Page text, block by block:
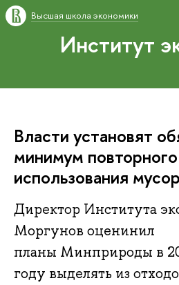
Высшая школа экономики
Институт
Власти установят
минимум повторного
использования
Директор Института
Моргунов оценинил
планы Минприроды в
году выделять из